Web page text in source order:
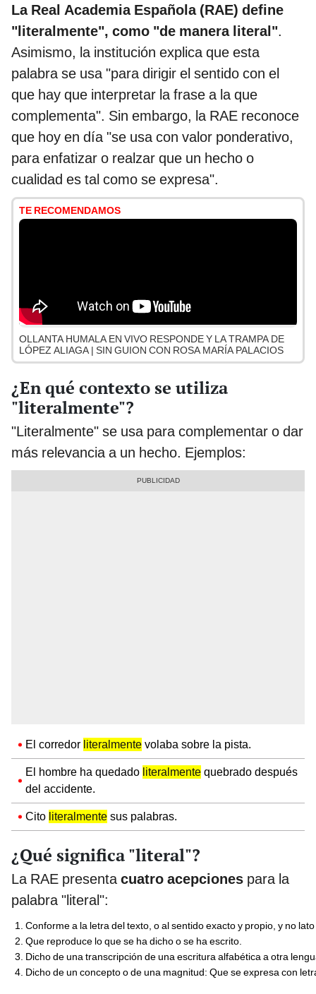
La Real Academia Española (RAE) define
"literalmente", como "de manera literal".
Asimismo, la institución explica que esta
palabra se usa "para dirigir el sentido con el
que hay que interpretar la frase a la que
complementa". Sin embargo, la RAE reconoce
que hoy en día "se usa con valor ponderativo,
para enfatizar o realzar que un hecho o
cualidad es tal como se expresa".
TE RECOMENDAMOS
OLLANTA HUMALA EN VIVO RESPONDE Y LA TRAMPA DE
LÓPEZ ALIAGA | SIN GUION CON ROSA MARÍA PALACIOS
¿En qué contexto se utiliza
"literalmente"?
"Literalmente" se usa para complementar o dar
más relevancia a un hecho. Ejemplos:
El corredor literalmente volaba sobre la pista.
El hombre ha quedado literalmente quebrado después
del accidente.
Cito literalmente sus palabras.
¿Qué significa "literal"?
La RAE presentacuatro acepciones para la
palabra "literal":
Conforme a la letra del texto, o al sentido exacto y propio, y no
Que reproduce lo que se ha dicho o se ha escrito.
Dicho de una transcripción de una escritura alfabética a otra
Dicho de un concepto o de una magnitud: Que se expresa con